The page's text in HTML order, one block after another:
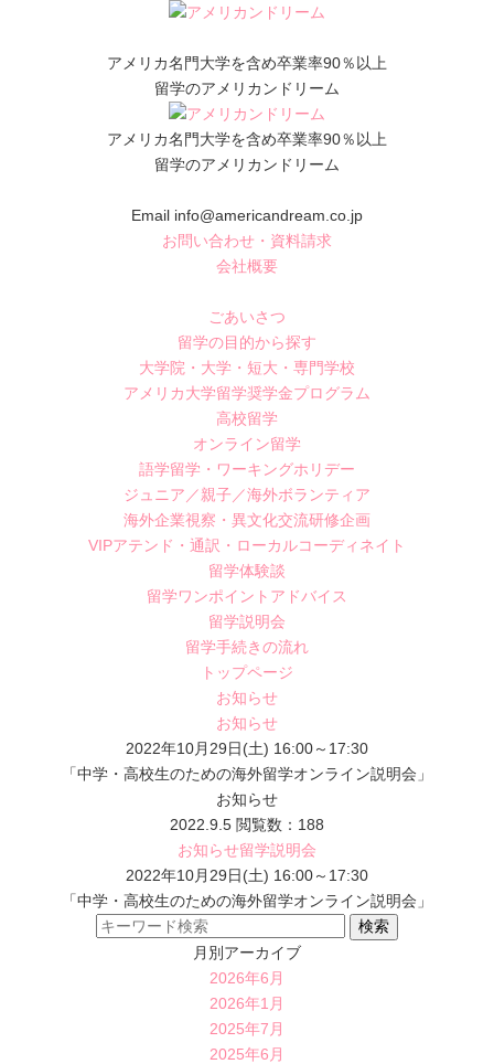
アメリカ名門大学を含め卒業率90％以上
留学のアメリカンドリーム
アメリカ名門大学を含め卒業率90％以上
留学のアメリカンドリーム
Email info@americandream.co.jp
お問い合わせ・資料請求
会社概要
ごあいさつ
留学の目的から探す
大学院・大学・短大・専門学校
アメリカ大学留学奨学金プログラム
高校留学
オンライン留学
語学留学・ワーキングホリデー
ジュニア／親子／海外ボランティア
海外企業視察・異文化交流研修企画
VIPアテンド・通訳・ローカルコーディネイト
留学体験談
留学ワンポイントアドバイス
留学説明会
留学手続きの流れ
トップページ
お知らせ
お知らせ
2022年10月29日(土) 16:00～17:30
「中学・高校生のための海外留学オンライン説明会」
お知らせ
2022.9.5 閲覧数：188
お知らせ留学説明会
2022年10月29日(土) 16:00～17:30
「中学・高校生のための海外留学オンライン説明会」
月別アーカイブ
2026年6月
2026年1月
2025年7月
2025年6月